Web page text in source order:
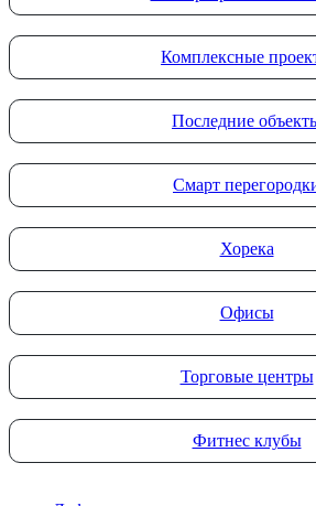
Комплексные
Последние
Смарт
Хорека
Офисы
Торговые центры
Фитнес клубы